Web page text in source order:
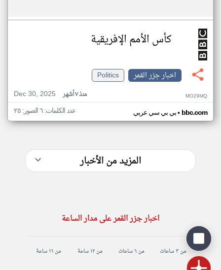
كأس الأمم الإفريقية
اخبار جزر القمر
Politics
Dec 30, 2025
منذ ٧ أشهر MO29MQ
بي بي سي عربي• bbc.com عدد الكلمات: ٦ الصور: ٢٥
المزيد من الأخبار
اخبار جزر القمر على مدار الساعة
من ٣ ساعات من ٦ ساعات من ١٢ ساعة من ١٦ ساعة